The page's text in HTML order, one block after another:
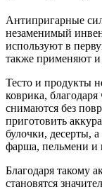
Антипригарные
незаменимый
используют в
также применяют и
Тесто и продукты
коврика,
снимаются без
приготовить
булочки, десерты,
фарша, пельмени и
Благодаря такому
становятся